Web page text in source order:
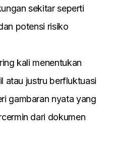
sekitar seperti
potensi risiko
kali menentukan
atau justru berfluktuasi
gambaran nyata yang
dari dokumen